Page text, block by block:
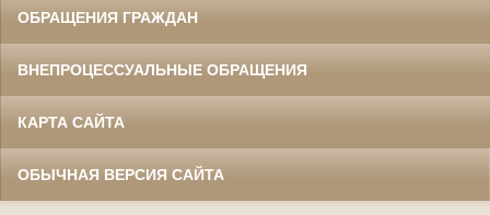
ОБРАЩЕНИЯ ГРАЖДАН
ВНЕПРОЦЕССУАЛЬНЫЕ ОБРАЩЕНИЯ
КАРТА САЙТА
ОБЫЧНАЯ ВЕРСИЯ САЙТА